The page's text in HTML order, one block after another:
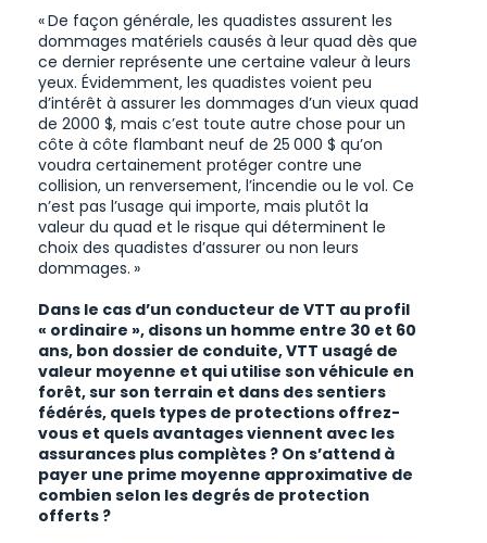
« De façon générale, les quadistes assurent les
dommages matériels causés à leur quad dès que
ce dernier représente une certaine valeur à leurs
yeux. Évidemment, les quadistes voient peu
d’intérêt à assurer les dommages d’un vieux quad
de 2000 $, mais c’est toute autre chose pour un
côte à côte flambant neuf de 25 000 $ qu’on
voudra certainement protéger contre une
collision, un renversement, l’incendie ou le vol. Ce
n’est pas l’usage qui importe, mais plutôt la
valeur du quad et le risque qui déterminent le
choix des quadistes d’assurer ou non leurs
dommages. »
Dans le cas d’un conducteur de VTT au profil
« ordinaire », disons un homme entre 30 et 60
ans, bon dossier de conduite, VTT usagé de
valeur moyenne et qui utilise son véhicule en
forêt, sur son terrain et dans des sentiers
fédérés, quels types de protections offrez-
vous et quels avantages viennent avec les
assurances plus complètes ? On s’attend à
payer une prime moyenne approximative de
combien selon les degrés de protection
offerts ?